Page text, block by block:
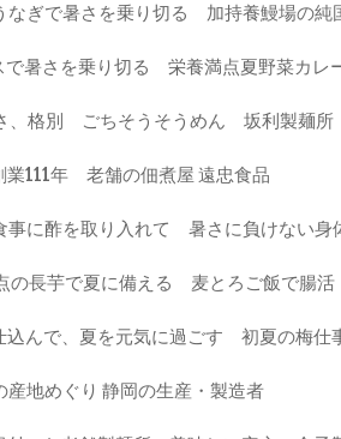
なぎで暑さを乗り切る 加持養鰻場の純
で暑さを乗り切る 栄養満点夏野菜カレ
、格別 ごちそうそうめん 坂利製麺所
業111年 老舗の佃煮屋 遠忠食品
事に酢を取り入れて 暑さに負けない身
の長芋で夏に備える 麦とろご飯で腸活
込んで、夏を元気に過ごす 初夏の梅仕
産地めぐり 静岡の生産・製造者